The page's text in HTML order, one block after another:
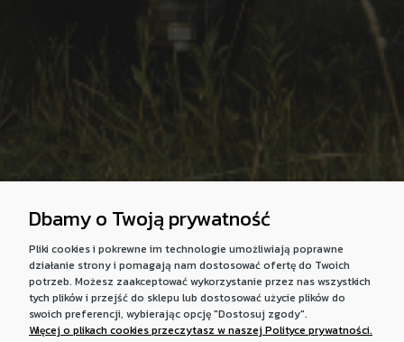
Dbamy o Twoją prywatność
Pliki cookies i pokrewne im technologie umożliwiają poprawne
działanie strony i pomagają nam dostosować ofertę do Twoich
potrzeb. Możesz zaakceptować wykorzystanie przez nas wszystkich
tych plików i przejść do sklepu lub dostosować użycie plików do
swoich preferencji, wybierając opcję "Dostosuj zgody".
Więcej o plikach cookies przeczytasz w naszej Polityce prywatności.